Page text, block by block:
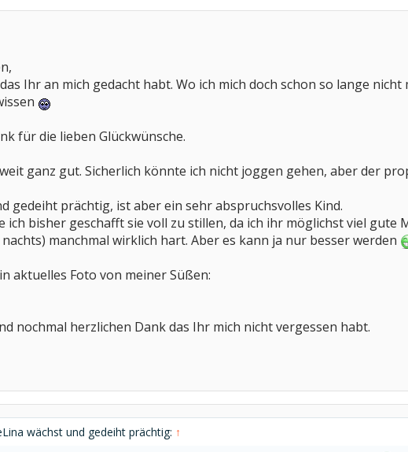
Ihr an mich gedacht habt. Wo ich mich doch schon so lange
für die lieben Glückwünsche.
ganz gut. Sicherlich könnte ich nicht joggen gehen, aber der
gedeiht prächtig, ist aber ein sehr abspruchsvolles Kind.
ich bisher geschafft sie voll zu stillen, da ich ihr möglichst viel gute
manchmal wirklich hart. Aber es kann ja nur besser werden
aktuelles Foto von meiner Süßen:
nochmal herzlichen Dank das Ihr mich nicht vergessen habt.
wächst und gedeiht prächtig: ↑